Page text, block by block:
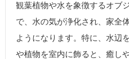
観葉植物や水を象徴するオブ
で、水の気が浄化され、家全
ようになります。特に、水辺
や植物を室内に飾ると、癒し